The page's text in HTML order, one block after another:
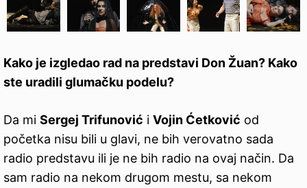
Kako je izgledao rad na predstavi Don Žuan? Kako
ste uradili glumačku podelu?
Da mi Sergej Trifunović i Vojin Ćetković od
početka nisu bili u glavi, ne bih verovatno sada
radio predstavu ili je ne bih radio na ovaj način. Da
sam radio na nekom drugom mestu, sa nekom